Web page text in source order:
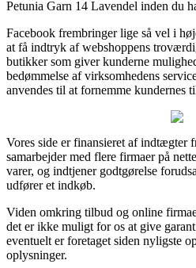
Petunia Garn 14 Lavendel inden du
Facebook frembringer lige så vel i
at få indtryk af webshoppens
butikker som giver kunderne
bedømmelse af virksomhedens
anvendes til at fornemme kundernes
Vores side er finansieret af indtægter
samarbejder med flere firmaer på
varer, og indtjener godtgørelse
udfører et indkøb.
Viden omkring tilbud og online
det er ikke muligt for os at give
eventuelt er foretaget siden nyligste
oplysninger.